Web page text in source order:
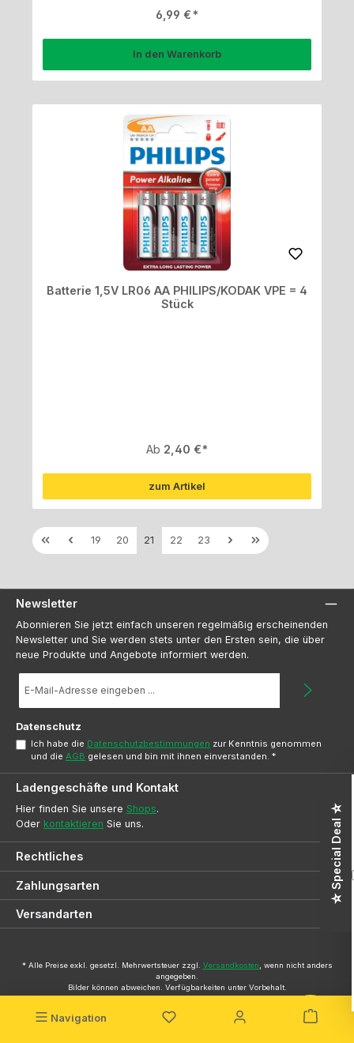
Navigation
Regulärer Preis:
6,99 €
In den Warenkorb
Batterie 1,5V LR06 AA PHILIPS/KODAK VPE = 4
Stück
Regulärer Preis:
Ab 2,40 €
zum Artikel
Seite
19 Seite
20 Seite
21 Seite
22 Seite
23
Newsletter
Abonnieren Sie jetzt einfach unseren regelmäßig erscheinenden
Newsletter und Sie werden stets unter den Ersten sein, die über
neue Produkte und Angebote informiert werden.
Mail-
Adresse
Datenschutz
Ich habe die Datenschutzbestimmungen zur Kenntnis genommen
und dieAGB gelesen und bin mit ihnen einverstanden.*
Ladengeschäfte und Kontakt
Hier finden Sie unsere Shops.
Oder kontaktieren Sie uns.
Rechtliches
Zahlungsarten
Versandarten
* Alle Preise exkl. gesetzl. Mehrwertsteuer zzgl. Versandkosten, wenn nicht anders
angegeben.
Bilder können abweichen. Verfügbarkeiten unter Vorbehalt.
☆ Special Deal ☆